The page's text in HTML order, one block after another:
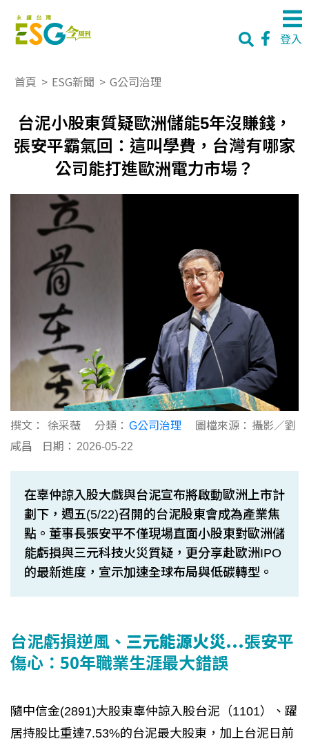
登入
首頁 > ESG新聞 > G公司治理
台泥小股東質疑歐洲儲能5年沒賺錢，
張安平霸氣回：這叫學費，台灣有哪家
公司能打進歐洲電力市場？
撰文： 徐采薇 分類： G公司治理 圖檔來源： 攝影／劉
咸昌
日期： 2026-05-22
在辜仲諒入股大戲與台泥宣布將啟動歐洲上市計
劃下，週五(5/22)召開的台泥股東會成為產業焦
點。董事長張安平不僅現場直面小股東對歐洲儲
能虧損與三元科技火災質疑，更分享赴歐洲IPO
的最新進度，宣示加速全球布局與低碳轉型。
台泥虧損逆風、 三元能源火災...張安平
傷心：50年職業生涯最大錯誤
隨中信金(2891)大股東辜仲諒入股台泥（1101）、躍
居持股比重達7.53%的台泥最大股東，加上台泥日前